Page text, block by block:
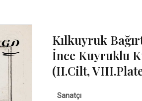
Kılkuyruk
İnce Kuyruklu
(II.Cilt,
Sanatçı